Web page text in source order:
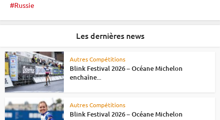
Russie
Les dernières news
Autres Compétitions
Blink Festival 2026 – Océane Michelon
enchaîne...
Autres Compétitions
Blink Festival 2026 – Océane Michelon